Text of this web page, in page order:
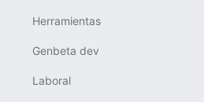
Herramientas
Genbeta dev
Laboral